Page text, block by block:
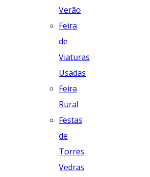
Verão
Feira
de
Viaturas
Usadas
Feira
Rural
Festas
de
Torres
Vedras